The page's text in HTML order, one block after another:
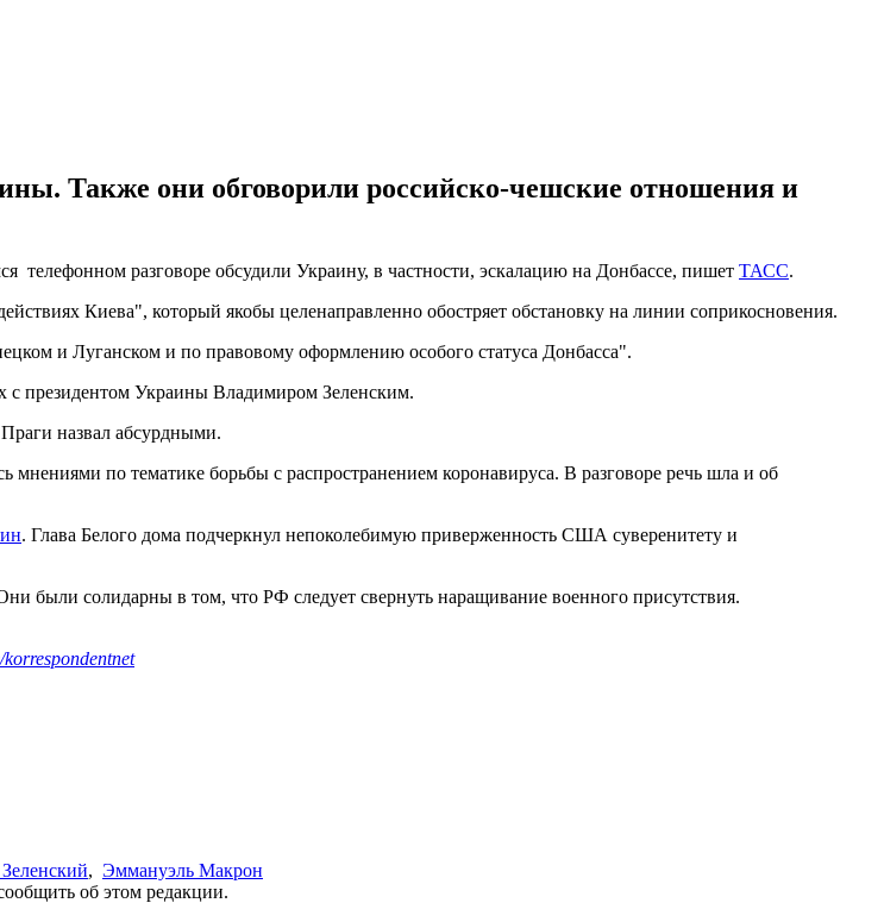
Также они обговорили российско-чешские отношения и
разговоре обсудили Украину, в частности, эскалацию на Донбассе, пишет ТАСС.
Киева", который якобы целенаправленно обостряет обстановку на линии соприкосновения.
и Луганском и по правовому оформлению особого статуса Донбасса".
с президентом Украины Владимиром Зеленским.
назвал абсурдными.
по тематике борьбы с распространением коронавируса. В разговоре речь шла и об
. Глава Белого дома подчеркнул непоколебимую приверженность США суверенитету и
были солидарны в том, что РФ следует свернуть наращивание военного присутствия.
, Эммануэль Макрон
об этом редакции.